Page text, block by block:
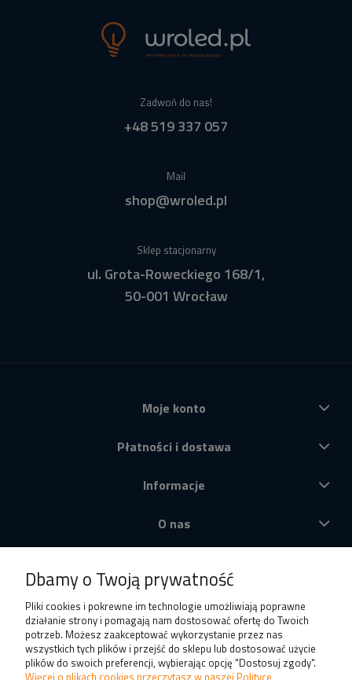
Zadwoń do nas!
+48 519 337 057
Mail
shop@wroled.pl
Sklep stacjonarny
ul. Grota-Roweckiego 168/1,
50-001 Wrocław
Moje konto
Płatności i dostawa
Informacje
O nas
Dbamy o Twoją prywatność
Pliki cookies i pokrewne im technologie umożliwiają poprawne
działanie strony i pomagają nam dostosować ofertę do Twoich
potrzeb. Możesz zaakceptować wykorzystanie przez nas
wszystkich tych plików i przejść do sklepu lub dostosować użycie
plików do swoich preferencji, wybierając opcję "Dostosuj zgody".
Więcej o plikach cookies przeczytasz w naszej Polityce